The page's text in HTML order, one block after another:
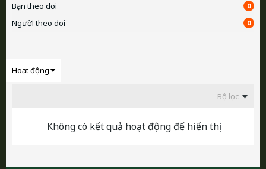
Bạn theo dõi
0
Người theo dõi 0
Bộ lọc
Không có kết quả hoạt động để hiển thị